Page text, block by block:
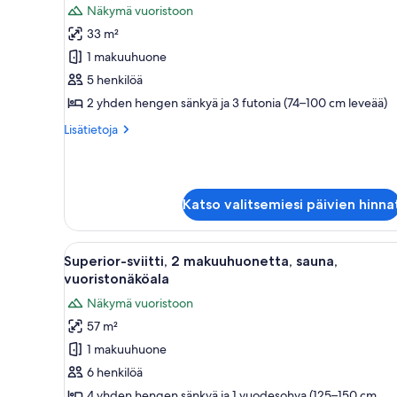
family
room,
loft
and
balcony
kuvat
arvostelu)
Näkymä vuoristoon
33 m²
1 makuuhuone
5 henkilöä
2 yhden hengen sänkyä ja 3 futonia (74–100 cm leveää)
Lisätietoja
Lisätietoja
and
balcony
Katso valitsemiesi päivien
Avaa
kaikki
Superior-
sviitti,
2
makuuhuonetta,
Moderni olohuone, jossa on
8
Superior-sviitti, 2 makuuhuonetta, sauna,
vuoristonäköala
Näkymä vuoristoon
57 m²
1 makuuhuone
6 henkilöä